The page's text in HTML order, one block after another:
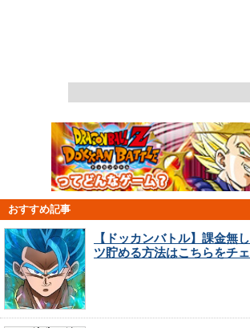
おすすめ記事
【ドッカンバトル】課金無
ツ貯める方法はこちらをチェ